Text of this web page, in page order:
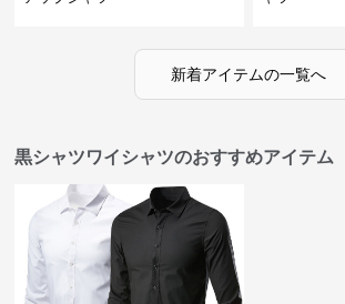
新着アイテムの一覧へ
黒シャツワイシャツのおすすめアイテム